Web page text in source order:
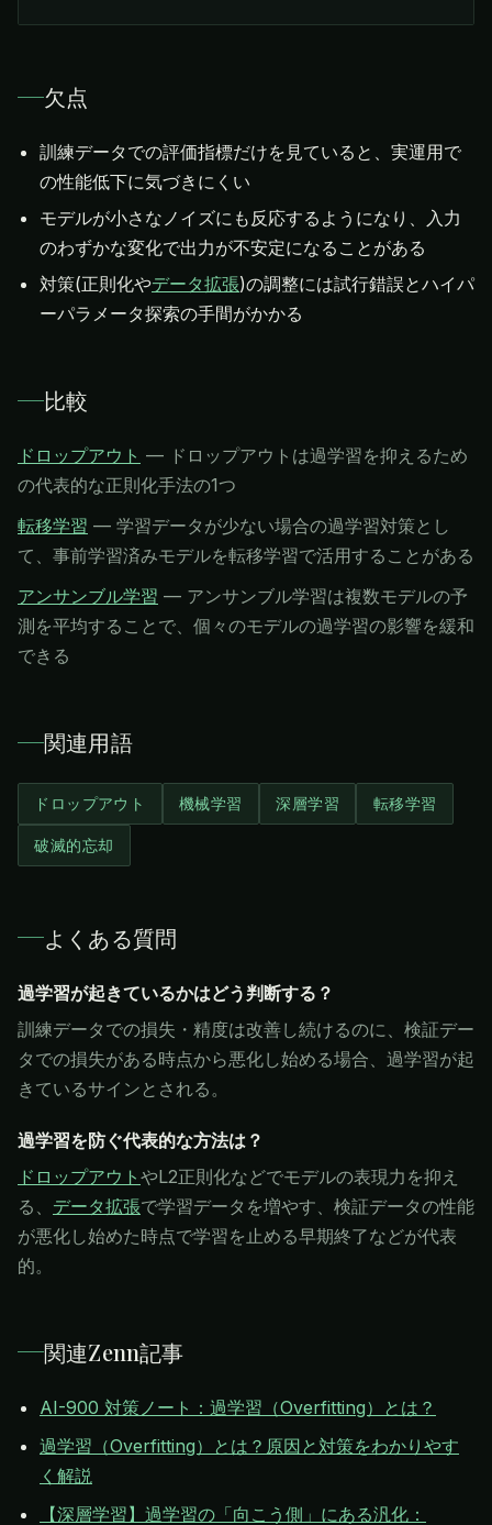
欠点
訓練データでの評価指標だけを見ていると、実運用で
の性能低下に気づきにくい
モデルが小さなノイズにも反応するようになり、入力
のわずかな変化で出力が不安定になることがある
対策(正則化やデータ拡張)の調整には試行錯誤とハイパ
ーパラメータ探索の手間がかかる
比較
ドロップアウト — ドロップアウトは過学習を抑えるため
の代表的な正則化手法の1つ
転移学習 — 学習データが少ない場合の過学習対策とし
て、事前学習済みモデルを転移学習で活用することがある
アンサンブル学習 — アンサンブル学習は複数モデルの予
測を平均することで、個々のモデルの過学習の影響を緩和
できる
関連用語
ドロップアウト 機械学習 深層学習 転移学習
破滅的忘却
よくある質問
過学習が起きているかはどう判断する？
訓練データでの損失・精度は改善し続けるのに、検証デー
タでの損失がある時点から悪化し始める場合、過学習が起
きているサインとされる。
過学習を防ぐ代表的な方法は？
ドロップアウト やL2正則化などでモデルの表現力を抑え
る、 データ拡張で学習データを増やす、検証データの性能
が悪化し始めた時点で学習を止める早期終了などが代表
的。
関連Zenn記事
AI-900 対策ノート：過学習（Overfitting）とは？
過学習（Overfitting）とは？原因と対策をわかりやす
く解説
【深層学習】過学習の「向こう側」にある汎化：